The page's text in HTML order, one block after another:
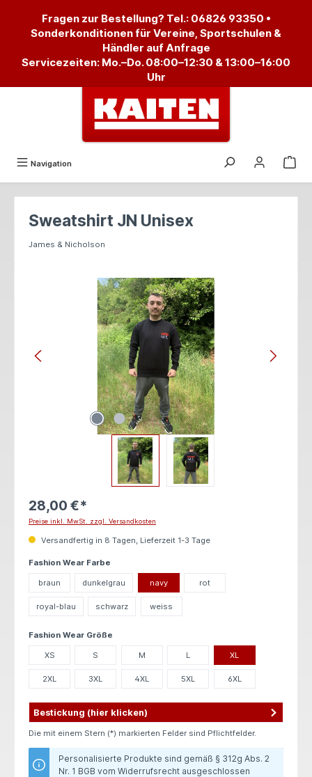
Fragen zur Bestellung? Tel.: 06826 93350 •
Sonderkonditionen für Vereine, Sportschulen &
Händler auf Anfrage
Servicezeiten: Mo.–Do. 08:00–12:30 & 13:00–16:00
Uhr
Navigation
Sweatshirt JN Unisex
James & Nicholson
Bildergalerie überspringen
28,00 €*
Preise inkl. MwSt. zzgl. Versandkosten
Versandfertig in 8 Tagen, Lieferzeit 1-3 Tage
Fashion Wear Farbe
braun dunkelgrau navy rot
royal-blau schwarz weiss
Fashion Wear Größe
XS S M L XL
2XL 3XL 4XL 5XL 6XL
Bestickung (hier klicken)
Die mit einem Stern (*) markierten Felder sind Pflichtfelder.
Personalisierte Produkte sind gemäß § 312g Abs. 2
Nr. 1 BGB vom Widerrufsrecht ausgeschlossen